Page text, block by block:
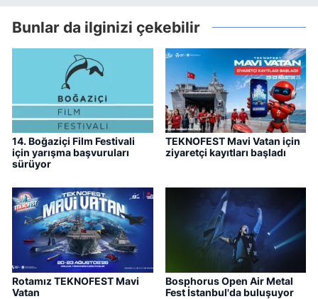
Bunlar da ilginizi çekebilir
14. Boğaziçi Film Festivali
için yarışma başvuruları
sürüyor
TEKNOFEST Mavi Vatan için
ziyaretçi kayıtları başladı
Rotamız TEKNOFEST Mavi
Vatan
Bosphorus Open Air Metal
Fest İstanbul'da buluşuyor